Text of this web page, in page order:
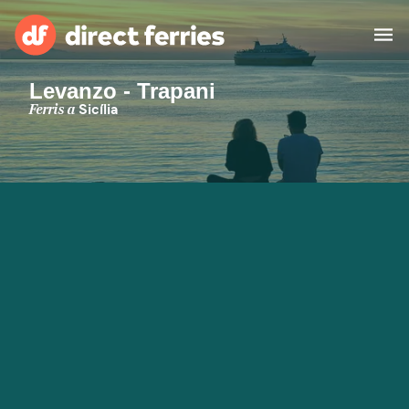
Països
Bitllets de Ferry
Levanzo - Trapani
Ferris aSicília